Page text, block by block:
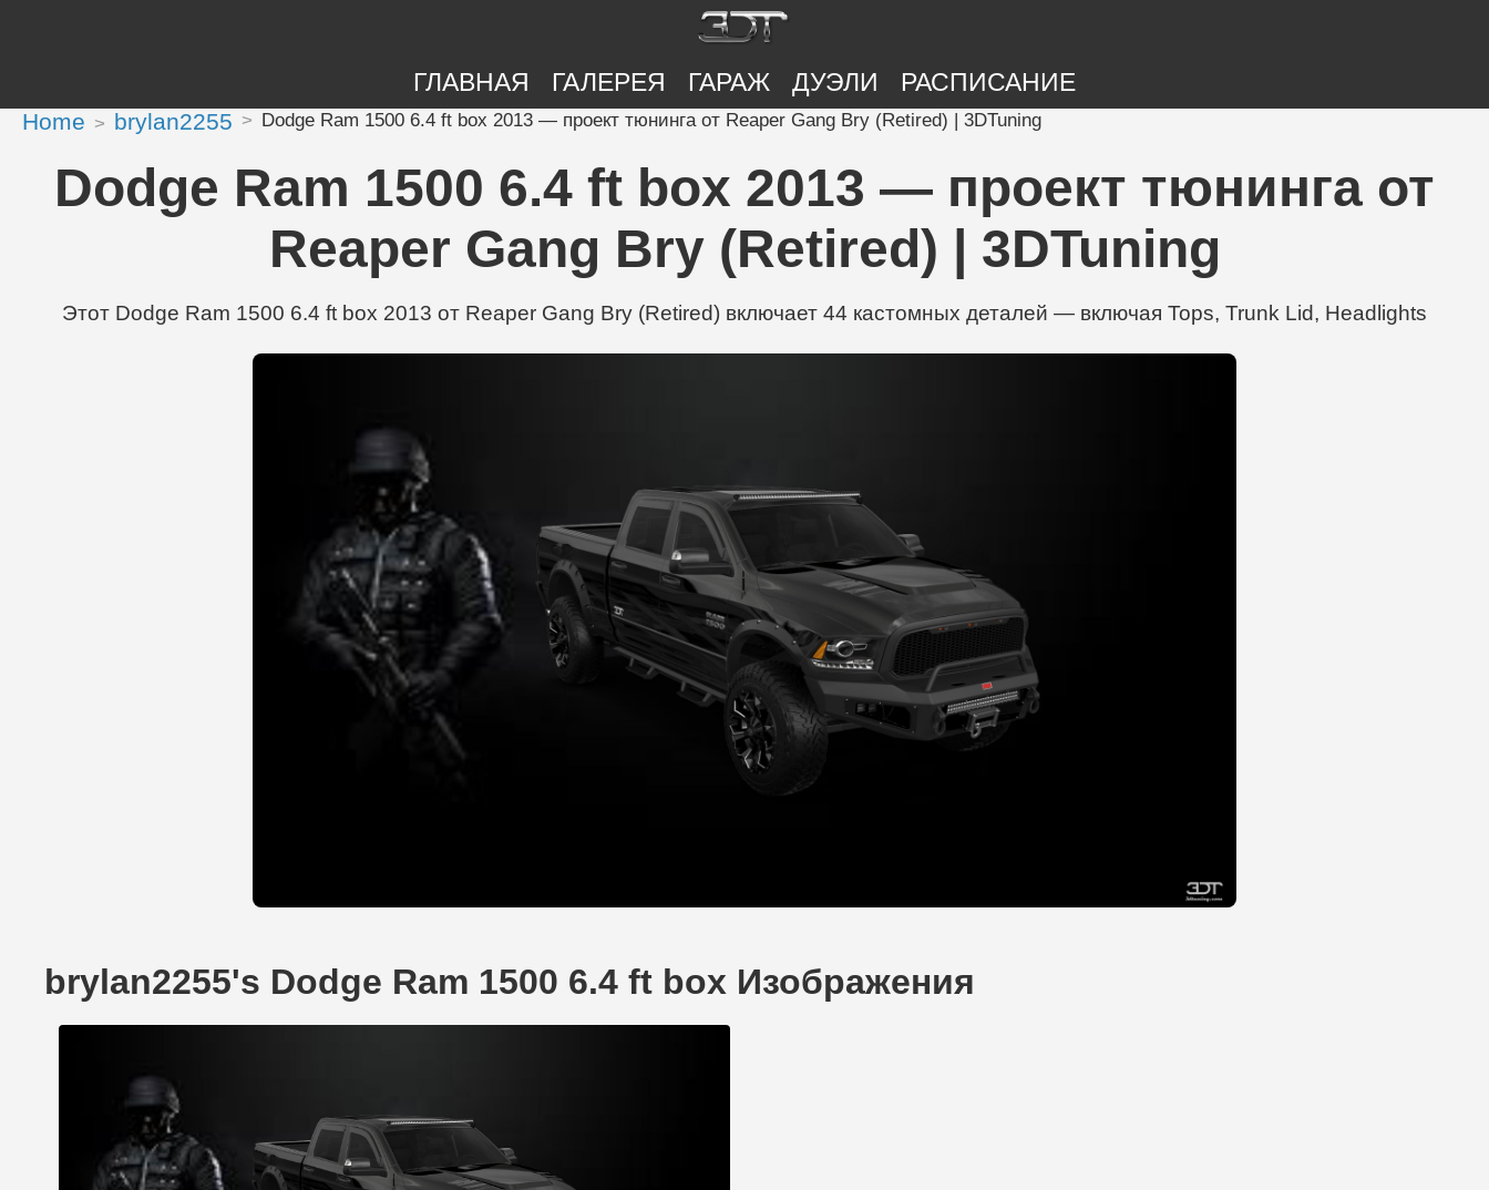
ГЛАВНАЯ ГАЛЕРЕЯ ГАРАЖ ДУЭЛИ РАСПИСАНИЕ
Home brylan2255 Dodge Ram 1500 6.4 ft box 2013 — проект тюнинга от Reaper Gang Bry (Retired) | 3DTuning
Dodge Ram 1500 6.4 ft box 2013 — проект тюнинга от
Reaper Gang Bry (Retired) | 3DTuning
Этот Dodge Ram 1500 6.4 ft box 2013 от Reaper Gang Bry (Retired) включает 44 кастомных деталей — включая Tops, Trunk Lid, Headlights
brylan2255's Dodge Ram 1500 6.4 ft box Изображения